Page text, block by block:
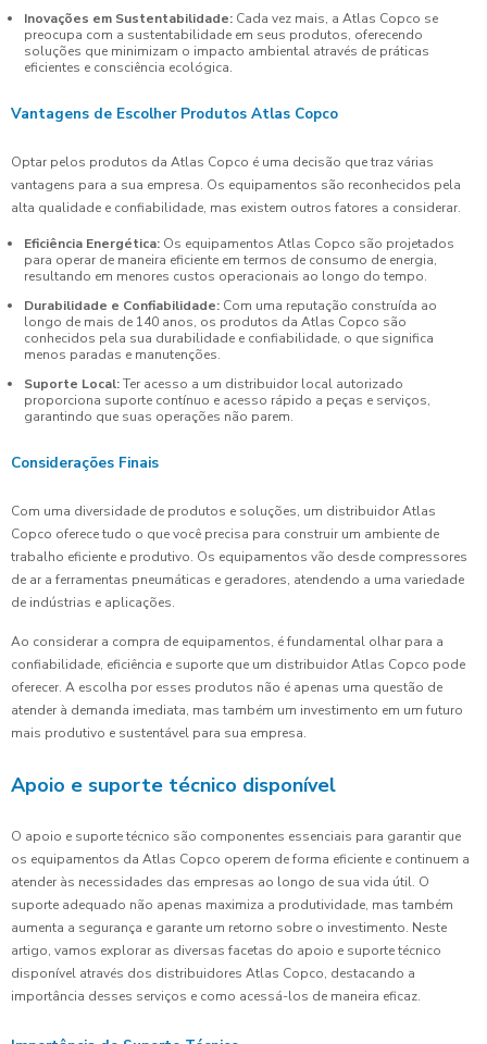
Inovações em Sustentabilidade: Cada vez mais, a Atlas Copco se
preocupa com a sustentabilidade em seus produtos, oferecendo
soluções que minimizam o impacto ambiental através de práticas
eficientes e consciência ecológica.
Vantagens de Escolher Produtos Atlas Copco
Optar pelos produtos da Atlas Copco é uma decisão que traz várias
vantagens para a sua empresa. Os equipamentos são reconhecidos pela
alta qualidade e confiabilidade, mas existem outros fatores a considerar.
Eficiência Energética: Os equipamentos Atlas Copco são projetados
para operar de maneira eficiente em termos de consumo de energia,
resultando em menores custos operacionais ao longo do tempo.
Durabilidade e Confiabilidade: Com uma reputação construída ao
longo de mais de 140 anos, os produtos da Atlas Copco são
conhecidos pela sua durabilidade e confiabilidade, o que significa
menos paradas e manutenções.
Suporte Local:Ter acesso a um distribuidor local autorizado
proporciona suporte contínuo e acesso rápido a peças e serviços,
garantindo que suas operações não parem.
Considerações Finais
Com uma diversidade de produtos e soluções, um distribuidor Atlas
Copco oferece tudo o que você precisa para construir um ambiente de
trabalho eficiente e produtivo. Os equipamentos vão desde compressores
de ar a ferramentas pneumáticas e geradores, atendendo a uma variedade
de indústrias e aplicações.
Ao considerar a compra de equipamentos, é fundamental olhar para a
confiabilidade, eficiência e suporte que um distribuidor Atlas Copco pode
oferecer. A escolha por esses produtos não é apenas uma questão de
atender à demanda imediata, mas também um investimento em um futuro
mais produtivo e sustentável para sua empresa.
Apoio e suporte técnico disponível
O apoio e suporte técnico são componentes essenciais para garantir que
os equipamentos da Atlas Copco operem de forma eficiente e continuem a
atender às necessidades das empresas ao longo de sua vida útil. O
suporte adequado não apenas maximiza a produtividade, mas também
aumenta a segurança e garante um retorno sobre o investimento. Neste
artigo, vamos explorar as diversas facetas do apoio e suporte técnico
disponível através dos distribuidores Atlas Copco, destacando a
importância desses serviços e como acessá-los de maneira eficaz.